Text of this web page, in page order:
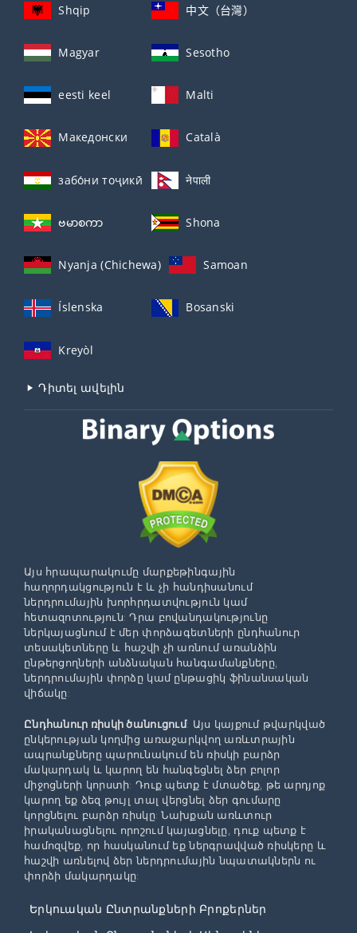
Shqip 中文（台灣）
Magyar Sesotho
eesti keel Malti
Македонски Català
забо́ни тоҷикӣ́ नेपाली
ဗမာစကာ Shona
Nyanja (Chichewa) Samoan
Íslenska Bosanski
Kreyòl
Դիտել ավելին
Այս հրապարակումը մարքեթինգային
հաղորդակցություն է և չի հանդիսանում
ներդրումային խորհրդատվություն կամ
հետազոտություն: Դրա բովանդակությունը
ներկայացնում է մեր փորձագետների ընդհանուր
տեսակետները և հաշվի չի առնում առանձին
ընթերցողների անձնական հանգամանքները,
ներդրումային փորձը կամ ընթացիկ ֆինանսական
վիճակը:
Ընդհանուր ռիսկի ծանուցում: Այս կայքում թվարկված
ընկերության կողմից առաջարկվող առևտրային
ապրանքները պարունակում են ռիսկի բարձր
մակարդակ և կարող են հանգեցնել ձեր բոլոր
միջոցների կորստի: Դուք պետք է մտածեք, թե արդյոք
կարող եք ձեզ թույլ տալ վերցնել ձեր գումարը
կորցնելու բարձր ռիսկը: Նախքան առևտուր
իրականացնելու որոշում կայացնելը, դուք պետք է
համոզվեք, որ հասկանում եք ներգրավված ռիսկերը և
հաշվի առնելով ձեր ներդրումային նպատակներն ու
փորձի մակարդակը:
Երկուական Ընտրանքների Բրոքերներ